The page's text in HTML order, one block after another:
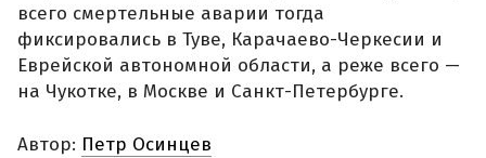
всего смертельные аварии тогда
фиксировались в Туве, Карачаево-Черкесии и
Еврейской автономной области, а реже всего —
на Чукотке, в Москве и Санкт-Петербурге.
Автор: Петр Осинцев